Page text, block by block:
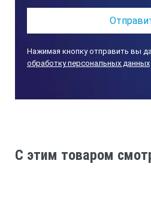
Нажимая кнопку отправить вы
обработку персональных данных
C этим товаром